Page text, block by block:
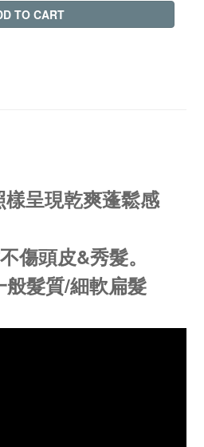
TO CART
呈現乾爽蓬鬆感
傷頭皮&秀髮。
髮質/細軟扁髮